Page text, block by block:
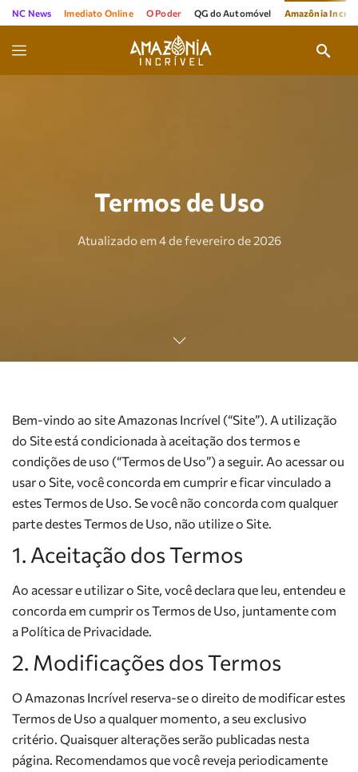
NC News Imediato Online O Poder QG do Automóvel Amazônia
Termos de Uso
Atualizado em 4 de fevereiro de 2026
Bem-vindo ao site Amazonas Incrível (“Site”). A utilização
do Site está condicionada à aceitação dos termos e
condições de uso (“Termos de Uso”) a seguir. Ao acessar ou
usar o Site, você concorda em cumprir e ficar vinculado a
estes Termos de Uso. Se você não concorda com qualquer
parte destes Termos de Uso, não utilize o Site.
1. Aceitação dos Termos
Ao acessar e utilizar o Site, você declara que leu, entendeu e
concorda em cumprir os Termos de Uso, juntamente com
a Política de Privacidade.
2. Modificações dos Termos
O Amazonas Incrível reserva-se o direito de modificar estes
Termos de Uso a qualquer momento, a seu exclusivo
critério. Quaisquer alterações serão publicadas nesta
página. Recomendamos que você reveja periodicamente